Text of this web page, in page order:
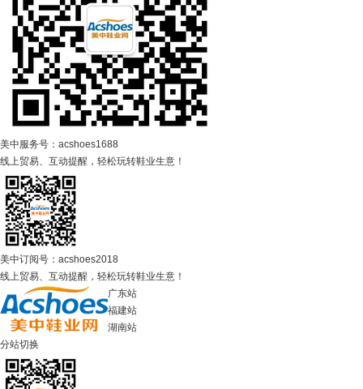
美中服务号：acshoes1688
线上贸易、互动提醒，轻松玩转鞋业生意！
美中订阅号：acshoes2018
线上贸易、互动提醒，轻松玩转鞋业生意！
广东站
福建站
湖南站
分站切换